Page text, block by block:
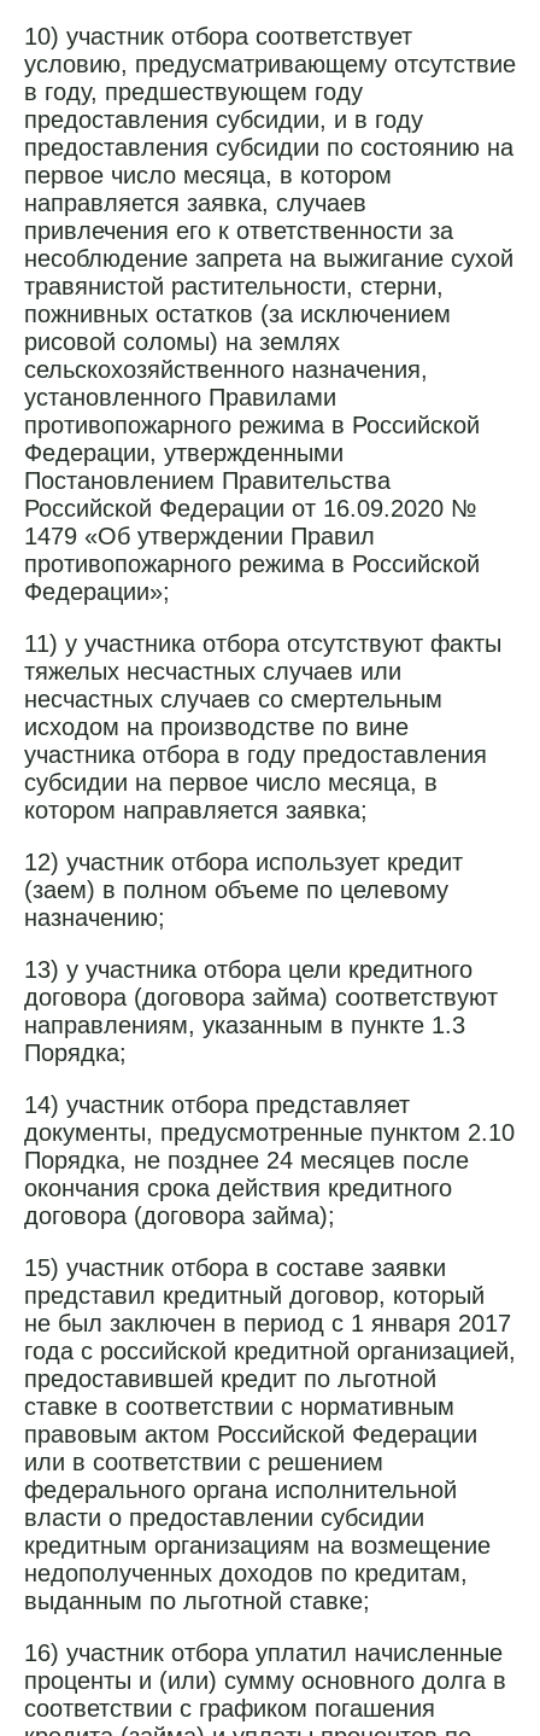
10) участник отбора соответствует
условию, предусматривающему отсутствие
в году, предшествующем году
предоставления субсидии, и в году
предоставления субсидии по состоянию на
первое число месяца, в котором
направляется заявка, случаев
привлечения его к ответственности за
несоблюдение запрета на выжигание сухой
травянистой растительности, стерни,
пожнивных остатков (за исключением
рисовой соломы) на землях
сельскохозяйственного назначения,
установленного Правилами
противопожарного режима в Российской
Федерации, утвержденными
Постановлением Правительства
Российской Федерации от 16.09.2020 №
1479 «Об утверждении Правил
противопожарного режима в Российской
Федерации»;
11) у участника отбора отсутствуют факты
тяжелых несчастных случаев или
несчастных случаев со смертельным
исходом на производстве по вине
участника отбора в году предоставления
субсидии на первое число месяца, в
котором направляется заявка;
12) участник отбора использует кредит
(заем) в полном объеме по целевому
назначению;
13) у участника отбора цели кредитного
договора (договора займа) соответствуют
направлениям, указанным в пункте 1.3
Порядка;
14) участник отбора представляет
документы, предусмотренные пунктом 2.10
Порядка, не позднее 24 месяцев после
окончания срока действия кредитного
договора (договора займа);
15) участник отбора в составе заявки
представил кредитный договор, который
не был заключен в период с 1 января 2017
года с российской кредитной организацией,
предоставившей кредит по льготной
ставке в соответствии с нормативным
правовым актом Российской Федерации
или в соответствии с решением
федерального органа исполнительной
власти о предоставлении субсидии
кредитным организациям на возмещение
недополученных доходов по кредитам,
выданным по льготной ставке;
16) участник отбора уплатил начисленные
проценты и (или) сумму основного долга в
соответствии с графиком погашения